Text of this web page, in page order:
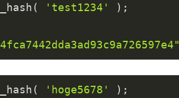
'test1234'
);
'hoge5678'
);